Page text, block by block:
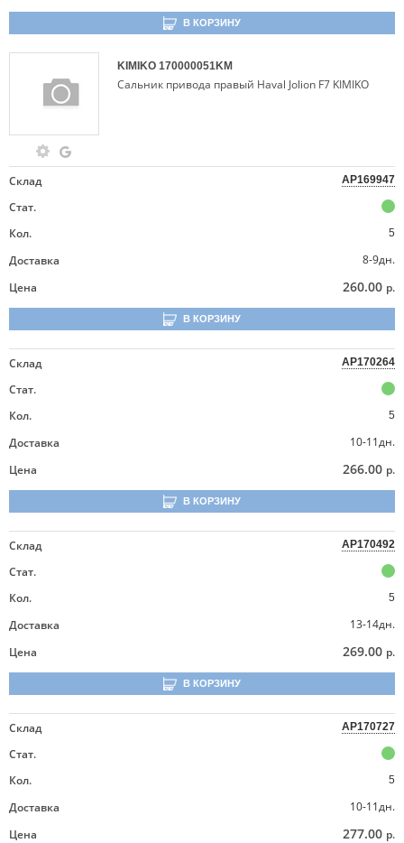
В КОРЗИНУ
KIMIKO 170000051KM
Сальник привода правый Haval Jolion F7 KIMIKO
Склад AP169947
Стат.
Кол.
5
Доставка
8-9дн.
Цена
260.00 р.
В КОРЗИНУ
Склад AP170264
Стат.
Кол.
5
Доставка
10-11дн.
Цена
266.00 р.
В КОРЗИНУ
Склад AP170492
Стат.
Кол.
5
Доставка
13-14дн.
Цена
269.00 р.
В КОРЗИНУ
Склад AP170727
Стат.
Кол.
5
Доставка
10-11дн.
Цена
277.00 р.